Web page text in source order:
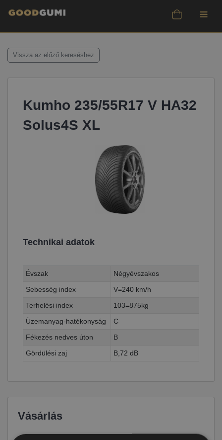
Vissza az előző kereséshez
Kumho 235/55R17 V HA32
Solus4S XL
Technikai adatok
Évszak
Négyévszakos
Sebesség index
V=240 km/h
Terhelési index
103=875kg
Üzemanyag-hatékonyság
C
Fékezés nedves úton
B
Gördülési zaj
B,72 dB
Vásárlás